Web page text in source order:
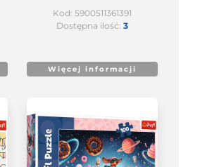
Kod: 5900511361391
Dostępna ilość:3
Więcej informacji